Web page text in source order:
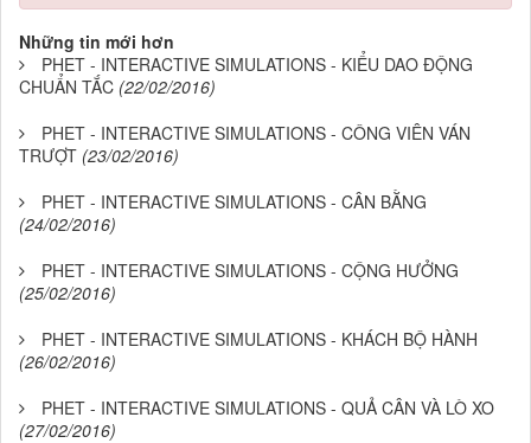
Những tin mới hơn
PHET - INTERACTIVE SIMULATIONS - KIỂU DAO ĐỘNG
CHUẨN TẮC (22/02/2016)
PHET - INTERACTIVE SIMULATIONS - CÔNG VIÊN VÁN
TRƯỢT (23/02/2016)
PHET - INTERACTIVE SIMULATIONS - CÂN BẰNG
(24/02/2016)
PHET - INTERACTIVE SIMULATIONS - CỘNG HƯỞNG
(25/02/2016)
PHET - INTERACTIVE SIMULATIONS - KHÁCH BỘ HÀNH
(26/02/2016)
PHET - INTERACTIVE SIMULATIONS - QUẢ CÂN VÀ LÒ XO
(27/02/2016)